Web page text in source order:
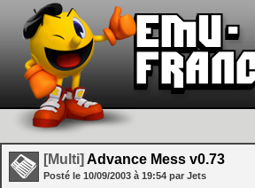
[Multi] Advance Mess v0.73
Posté le 10/09/2003 à 19:54 par Jets